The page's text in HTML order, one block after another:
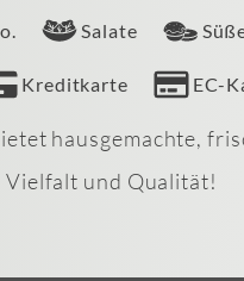
Salate
Kreditkarte EC-
hausgemachte,
Vielfalt und Qualität!